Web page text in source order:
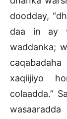
doodday,
daa in ay
waddanka;
xaqiijiyo
colaadda.”